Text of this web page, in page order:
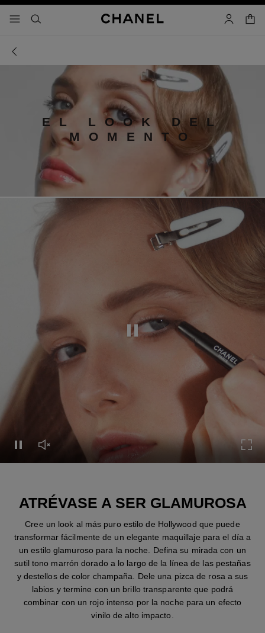
- navegación principal
buscar cuenta
Pausar el vídeo
Pausar el vídeo
Activar el sonido del vídeo
EL LOOK DEL
MOMENTO
ATRÉVASE A SER GLAMUROSA
Cree un look al más puro estilo de Hollywood que puede
transformar fácilmente de un elegante maquillaje para el día a
un estilo glamuroso para la noche. Defina su mirada con un
sutil tono marrón dorado a lo largo de la línea de las pestañas
y destellos de color champaña. Dele una pizca de rosa a sus
labios y termine con un brillo transparente que podrá
combinar con un rojo intenso por la noche para un efecto
vinilo de alto impacto.